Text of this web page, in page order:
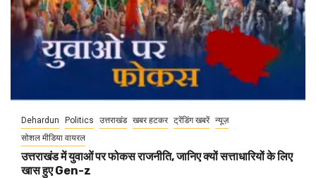
Dehardun Politics उत्तराखंड खबर हटकर ट्रेंडिंग खबरें न्यूज़
सोशल मीडिया वायरल
उत्तराखंड में युवाओं पर फोकस राजनीति, जानिए क्यों सत्ताधारियों के लिए
खास हुए Gen-z